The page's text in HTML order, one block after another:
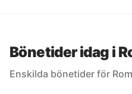
Bönetider idag i
Enskilda bönetider för